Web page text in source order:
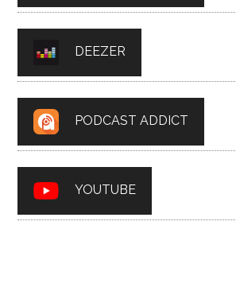
DEEZER
PODCAST ADDICT
YOUTUBE